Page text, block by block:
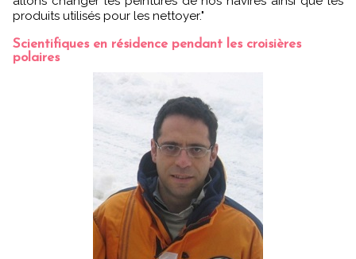
produits utilisés pour les nettoyer."
Scientifiques en résidence pendant les croisières
polaires